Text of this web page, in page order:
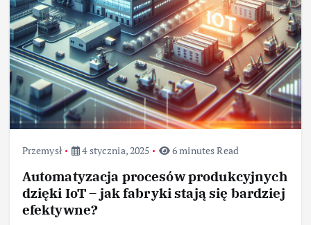
Przemysł 4 stycznia, 2025 6 minutes Read
Automatyzacja procesów produkcyjnych
dzięki IoT – jak fabryki stają się bardziej
efektywne?